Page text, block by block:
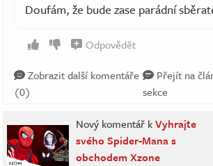
Doufám, že bude zase parádní
Odpovědět
Zobrazit další komentáře
(0)
Přejít na
sekce
Nový komentář kVyhrajte
svého Spider-Mana s
obchodem Xzone